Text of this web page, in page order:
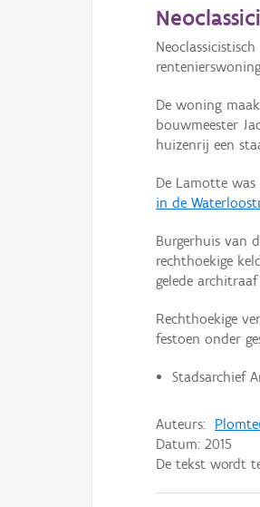
De woning
bouwmeester
huizenrij een
De Lamotte
in de
Burgerhuis van
rechthoekige
gelede
Rechthoekige
festoen onder
Stadsarchief
Auteurs:
Datum: 2015
De tekst wordt